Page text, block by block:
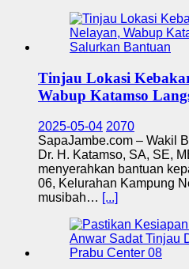
Tinjau Lokasi
Wabup Katamso
2025-05-04 2070
SapaJambe.com – Wakil
Dr. H. Katamso, SA, SE,
menyerahkan bantuan
06, Kelurahan Kampung
musibah… [...]